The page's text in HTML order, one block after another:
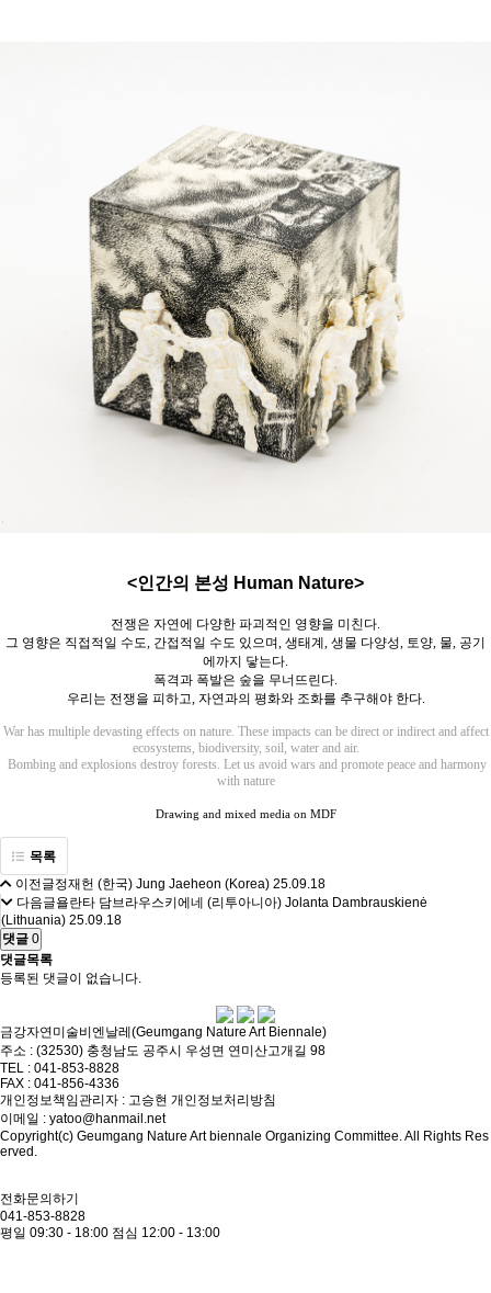
<인간의 본성 Human Nature>
전쟁은 자연에 다양한 파괴적인 영향을 미친다.
그 영향은 직접적일 수도, 간접적일 수도 있으며, 생태계 , 생물 다양성, 토양, 물, 공기
에까지 닿는다.
폭격과 폭발은 숲을 무너뜨린다.
우리는 전쟁을 피하고, 자연과의 평화와 조화를 추구해야 한다.
War has multiple devasting effects on nature. These impacts can be direct or indirect and affect
ecosystems, biodiversity, soil, water and air.
Bombing and explosions destroy forests. Let us avoid wars and promote peace and harmony
with nature
Drawing and mixed media on MDF
목록
이전글정재헌 (한국) Jung Jaeheon (Korea) 25.09.18
다음글욜란타 담브라우스키에네 (리투아니아) Jolanta Dambrauskienė
(Lithuania) 25.09.18
댓글 0
댓글목록
등록된 댓글이 없습니다.
금강자연미술비엔날레(Geumgang Nature Art Biennale)
주소 : (32530) 충청남도 공주시 우성면 연미산고개길 98
TEL : 041-853-8828
FAX : 041-856-4336
개인정보책임관리자 : 고승현 개인정보처리방침
이메일 : yatoo@hanmail.net
Copyright(c) Geumgang Nature Art biennale Organizing Committee. All Rights Res
erved.
전화문의하기
041-853-8828
평일 09:30 - 18:00 점심 12:00 - 13:00